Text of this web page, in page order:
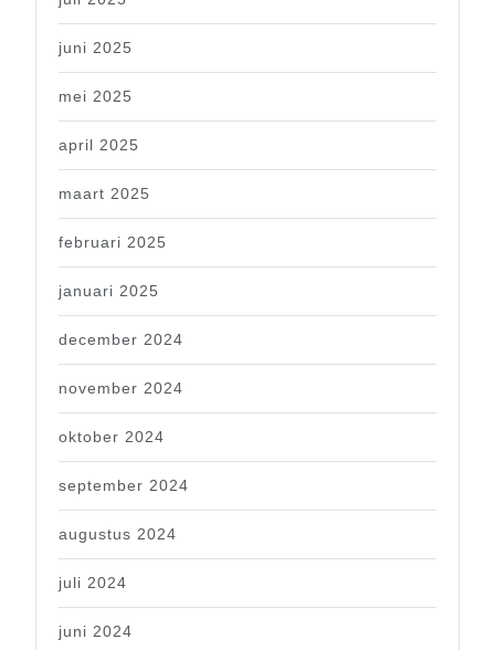
juni 2025
mei 2025
april 2025
maart 2025
februari 2025
januari 2025
december 2024
november 2024
oktober 2024
september 2024
augustus 2024
juli 2024
juni 2024